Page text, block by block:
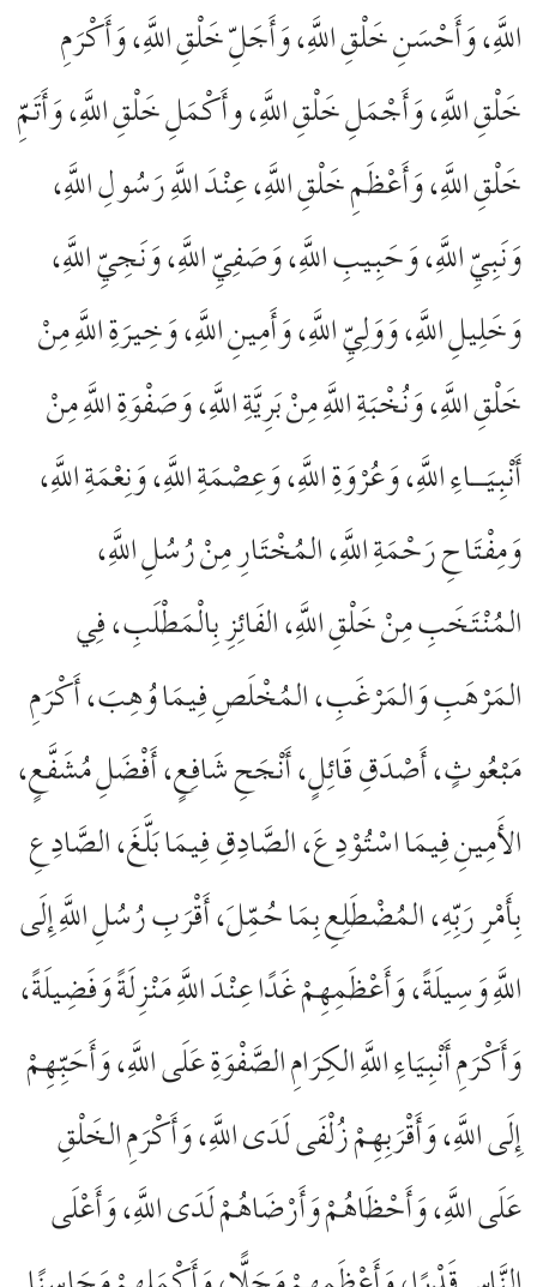
اللَّهِ، وَأَحْسَنِ خَلْقِ اللَّهِ، وَأَجَلِّ خَلْقِ اللَّهِ، وَأَكْرَمِ
خَلْقِ اللَّهِ، وَأَجْمَلِ خَلْقِ اللَّهِ، وأَكْمَلِ خَلْقِ اللَّهِ، وَأَتَمِّ
خَلْقِ اللَّهِ، وَأَعْظَمِ خَلْقِ اللَّهِ، عِنْدَ اللَّهِ رَسُولِ اللَّهِ،
وَنَبِيِّ اللَّهِ، وَحَبِيبِ اللَّهِ، وَصَفِيِّ اللَّهِ، وَنَجِيِّ اللَّهِ،
وَخَلِيلِ اللَّهِ، وَوَلِيِّ اللَّهِ، وَأَمِينِ اللَّهِ، وَخِيرَةِ اللَّهِ مِنْ
خَلْقِ اللَّهِ، وَنُخْبَةِ اللَّهِ مِنْ بَرِيَّةِ اللَّهِ، وَصَفْوَةِ اللَّهِ مِنْ
أَنْبِيَـاءِ اللَّهِ، وَعُرْوَةِ اللَّهِ، وَعِصْمَةِ اللَّهِ، وَنِعْمَةِ اللَّهِ،
وَمِفْتَاحِ رَحْمَةِ اللَّهِ، المُخْتَارِ مِنْ رُسُلِ اللَّهِ،
المُنْتَخَبِ مِنْ خَلْقِ اللَّهِ، الفَائِزِ بِالْمَطْلَبِ، فِي
المَرْهَبِ وَالمَرْغَبِ، المُخْلَصِ فِيمَا وُهِبَ، أَكْرَمِ
مَبْعُوثٍ، أَصْدَقِ قَائِلٍ، أَنْجَحِ شَافِعٍ، أَفْضَلِ مُشَفَّعٍ،
الأَمِينِ فِيمَا اسْتُوْدِعَ، الصَّادِقِ فِيمَا بَلَّغَ، الصَّادِعِ
بِأَمْرِ رَبِّهِ، المُضْطَلِعِ بِمَا حُمِّلَ، أَقْرَبِ رُسُلِ اللَّهِ إِلَى
اللَّهِ وَسِيلَةً، وَأَعْظَمِهِمْ غَدًا عِنْدَ اللَّهِ مَنْزِلَةً وَفَضِيلَةً،
وَأَكْرَمِ أَنْبِيَاءِ اللَّهِ الكِرَامِ الصَّفْوَةِ عَلَى اللَّهِ، وَأَحَبِّهِمْ
إِلَى اللَّهِ، وَأَقْرَبِهِمْ زُلْفَى لَدَى اللَّهِ، وَأَكْرَمِ الخَلْقِ
عَلَى اللَّهِ، وَأَحْظَاهُمْ وَأَرْضَاهُمْ لَدَى اللَّهِ، وَأَعْلَى